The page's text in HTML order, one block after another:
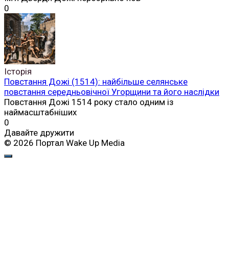
0
Історія
Повстання Дожі (1514): найбільше селянське
повстання середньовічної Угорщини та його наслідки
Повстання Дожі 1514 року стало одним із
наймасштабніших
0
Давайте дружити
© 2026 Портал Wake Up Media